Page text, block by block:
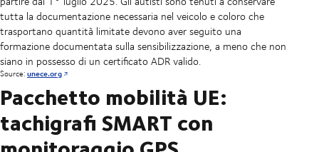
tutta la documentazione necessaria nel veicolo e coloro che
trasportano quantità limitate devono aver seguito una
formazione documentata sulla sensibilizzazione, a meno che non
siano in possesso di un certificato ADR valido.
Source:unece.org
Pacchetto mobilità UE:
tachigrafi SMART con